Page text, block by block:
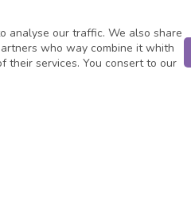
analyse our traffic. We also share
who way combine it whith
their services. You consert to our